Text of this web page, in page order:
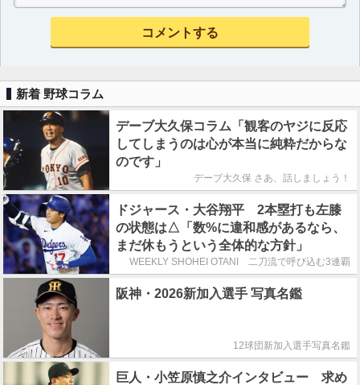
新着 野球コラム
デーブ大久保コラム「観客のヤジに反応
してしまうのは心が本当に純粋だからな
のです」
デーブ大久保 さあ、話しましょう！
ドジャース・大谷翔平 2本塁打も左膝
の状態は△「数%に違和感があるなら、
まだ休もうという全体的な方針」
WEEKLY SHOHEI OTANI 二刀流で呼び込む3連覇
阪神・2026新加入選手 写真名鑑
12球団新加入選手写真名鑑
巨人・小笠原慎之介インタビュー 求め